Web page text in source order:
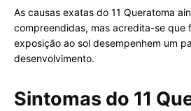
As causas exatas do 11 Queratoma
compreendidas, mas acredita-se que
exposição ao sol desempenhem um
desenvolvimento.
Sintomas do 11